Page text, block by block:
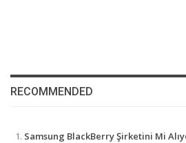
RECOMMENDED
Samsung BlackBerry Şirketini Mi